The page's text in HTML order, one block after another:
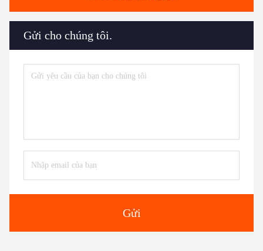
Gửi cho chúng tôi.
Gửi